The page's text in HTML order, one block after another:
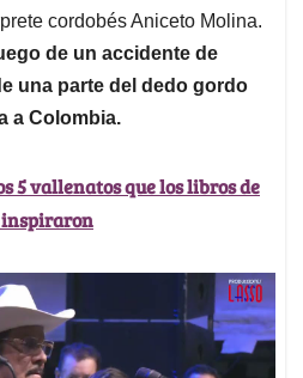
cordobés Aniceto Molina.
de un accidente de
una parte del dedo gordo
a Colombia.
5 vallenatos que los libros de
inspiraron